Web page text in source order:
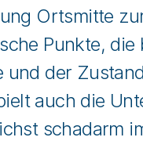
Ortsmitte
Punkte, die
der
auch die
schadarm